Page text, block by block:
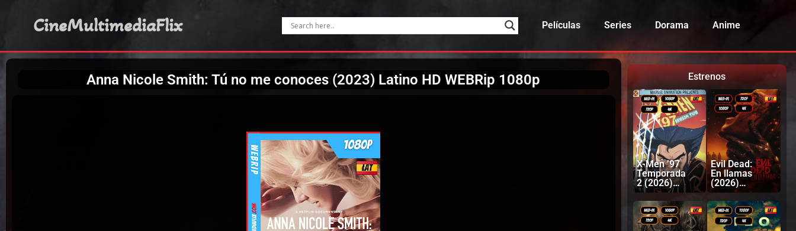
CineMultimediaFlix Películas Series Dorama Anime
Anna Nicole Smith: Tú no me conoces (2023) Latino HD WEBRip 1080p Estrenos
X-Men ’97
Temporada
2 (2026)
Latino |
Inglés
Evil Dead:
En llamas
(2026)
Latino |
Inglés